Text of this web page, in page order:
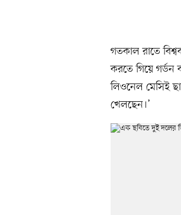
গতকাল রাতে
করতে গিয়ে
লিওনেল মেসিই
খেলছেন।’